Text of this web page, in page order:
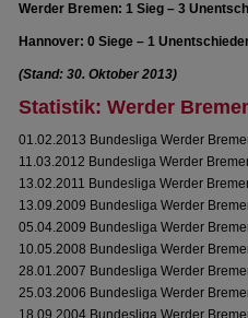
Werder Bremen: 1 Sieg – 3
Hannover: 0 Siege – 1
(Stand: 30. Oktober 2013)
Statistik: Werder
01.02.2013 Bundesliga Werder
11.03.2012 Bundesliga Werder
13.02.2011 Bundesliga Werder
13.09.2009 Bundesliga Werder
05.04.2009 Bundesliga Werder
10.05.2008 Bundesliga Werder
28.01.2007 Bundesliga Werder
25.03.2006 Bundesliga Werder
18.09.2004 Bundesliga Werder